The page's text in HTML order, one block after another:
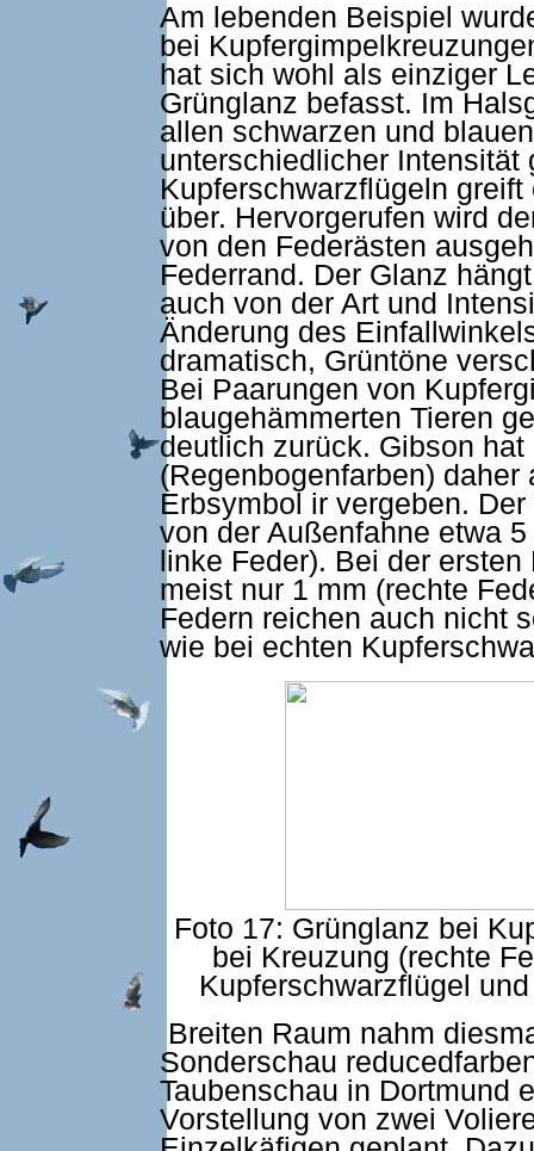
Am lebenden Beispiel
bei
hat sich wohl als einziger
Grünglanz befasst. Im
allen schwarzen und
unterschiedlicher Intensität
Kupferschwarzflügeln
über. Hervorgerufen wird
von den Federästen
Federrand. Der Glanz
auch von der Art und
Änderung des
dramatisch, Grüntöne
Bei Paarungen von
blaugehämmerten Tieren
deutlich zurück. Gibson hat
(Regenbogenfarben)
Erbsymbol ir vergeben.
von der Außenfahne etwa
linke Feder). Bei der
meist nur 1 mm (rechte
Federn reichen auch nicht
wie bei echten
Foto 17: Grünglanz bei
bei Kreuzung (rechte
Kupferschwarzflügel
Breiten Raum nahm
Sonderschau
Taubenschau in Dortmund
Vorstellung von zwei